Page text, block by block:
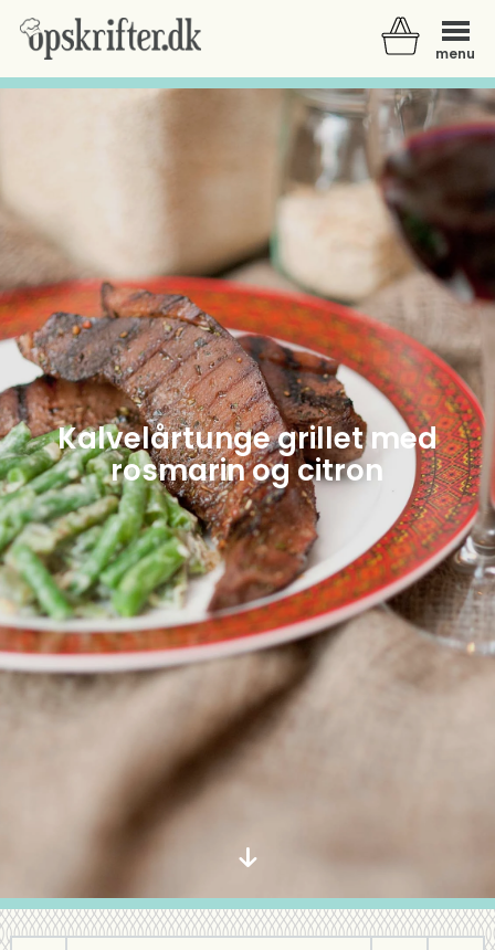
menu
Kalvelårtunge grillet med
rosmarin og citron